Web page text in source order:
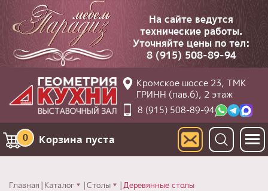
На сайте ведутся
технические работы.
Уточняйте цены по тел:
8 (915) 508-89-94
Кромское шоссе 23, ТМК
ГРИНН (пав.6), 2 этаж
8 (915) 508-89-94
0 Корзина пуста
Главная Каталог Столы Деревянные столы